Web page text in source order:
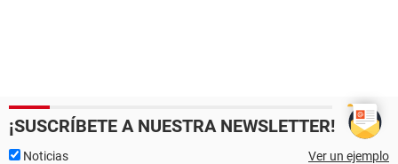
¡SUSCRÍBETE A NUESTRA NEWSLETTER!
Noticias Ver un ejemplo